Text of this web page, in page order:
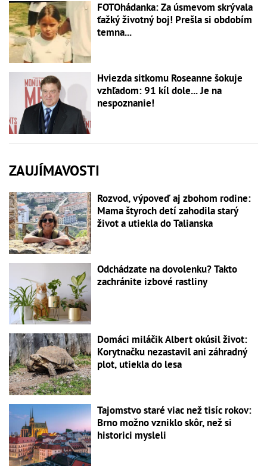
FOTOhádanka: Za úsmevom skrývala
ťažký životný boj! Prešla si obdobím
temna...
Hviezda sitkomu Roseanne šokuje
vzhľadom: 91 kíl dole... Je na
nespoznanie!
ZAUJÍMAVOSTI
Rozvod, výpoveď aj zbohom rodine:
Mama štyroch detí zahodila starý
život a utiekla do Talianska
Odchádzate na dovolenku? Takto
zachránite izbové rastliny
Domáci miláčik Albert okúsil život:
Korytnačku nezastavil ani záhradný
plot, utiekla do lesa
Tajomstvo staré viac než tisíc rokov:
Brno možno vzniklo skôr, než si
historici mysleli